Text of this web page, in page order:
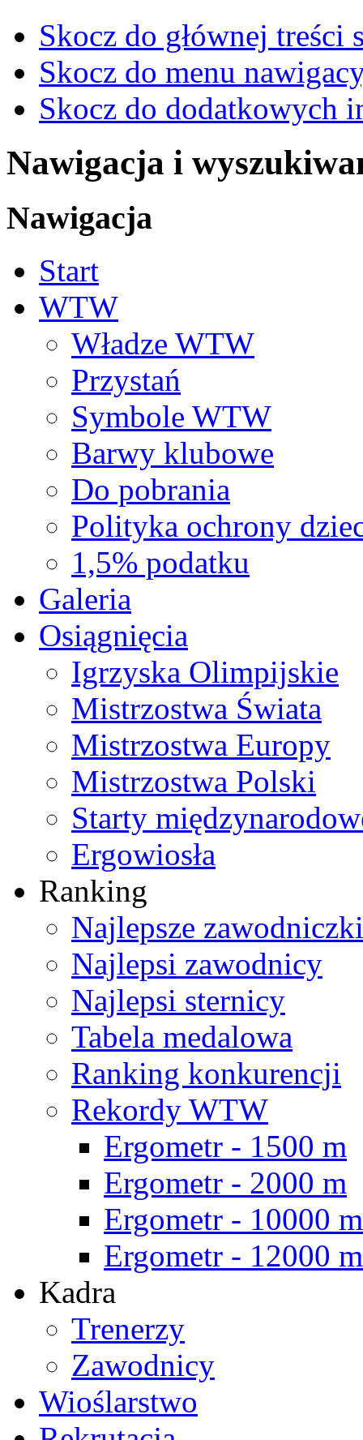
Skocz do głównej treści
Skocz do menu
Skocz do dodatkowych
Nawigacja i
Nawigacja
Start
WTW
Władze WTW
Przystań
Symbole WTW
Barwy klubowe
Do pobrania
Polityka ochrony
1,5% podatku
Galeria
Osiągnięcia
Igrzyska Olimpijskie
Mistrzostwa Świata
Mistrzostwa Europy
Mistrzostwa Polski
Starty
Ergowiosła
Ranking
Najlepsze zawodniczki
Najlepsi zawodnicy
Najlepsi sternicy
Tabela medalowa
Ranking konkurencji
Rekordy WTW
Ergometr - 1500 m
Ergometr - 2000 m
Ergometr - 10000 m
Ergometr - 12000 m
Kadra
Trenerzy
Zawodnicy
Wioślarstwo